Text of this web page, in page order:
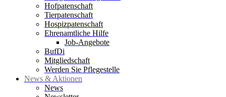
Hofpatenschaft
Tierpatenschaft
Hospizpatenschaft
Ehrenamtliche Hilfe
Job-Angebote
BufDi
Mitgliedschaft
Werden Sie Pflegestelle
News & Aktionen
News